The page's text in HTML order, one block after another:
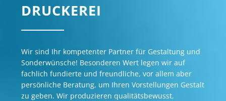
DRUCKEREI
Wir sind Ihr kompetenter Partner für Gestaltung und
Sonderwünsche! Besonderen Wert legen wir auf
fachlich fundierte und freundliche, vor allem aber
persönliche Beratung, um Ihren Vorstellungen Gestalt
zu geben. Wir produzieren qualitätsbewusst,